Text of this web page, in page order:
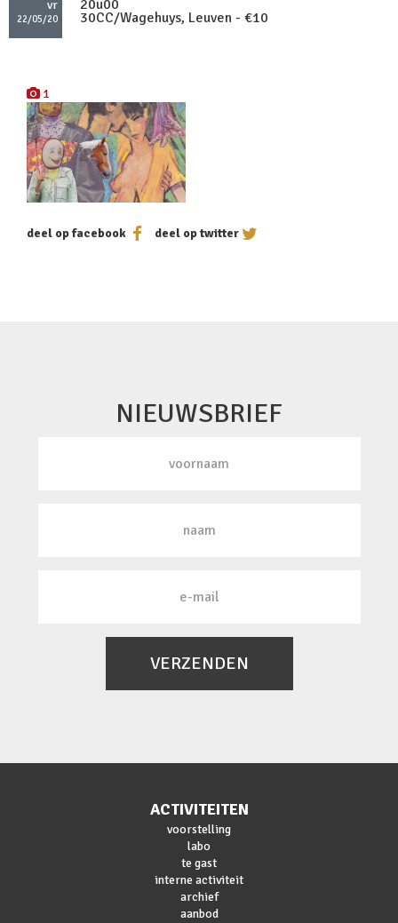
vr
22/05/20
20u00
30CC/Wagehuys, Leuven - €10
1
deel op facebook deel op twitter
NIEUWSBRIEF
VERZENDEN
ACTIVITEITEN
voorstelling
labo
te gast
interne activiteit
archief
aanbod